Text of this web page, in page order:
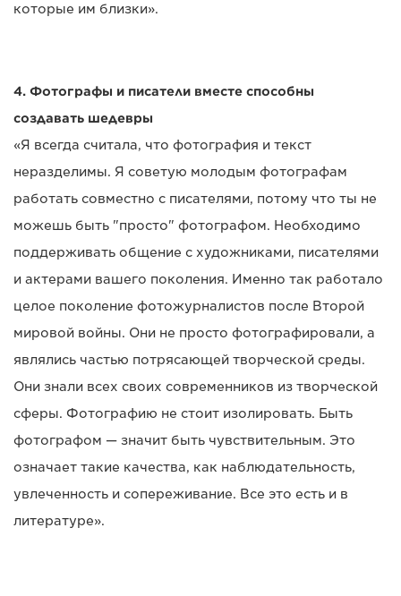
которые им близки».
4. Фотографы и писатели вместе способны
создавать шедевры
«Я всегда считала, что фотография и текст
неразделимы. Я советую молодым фотографам
работать совместно с писателями, потому что ты не
можешь быть "просто" фотографом. Необходимо
поддерживать общение с художниками, писателями
и актерами вашего поколения. Именно так работало
целое поколение фотожурналистов после Второй
мировой войны. Они не просто фотографировали, а
являлись частью потрясающей творческой среды.
Они знали всех своих современников из творческой
сферы. Фотографию не стоит изолировать. Быть
фотографом — значит быть чувствительным. Это
означает такие качества, как наблюдательность,
увлеченность и сопереживание. Все это есть и в
литературе».